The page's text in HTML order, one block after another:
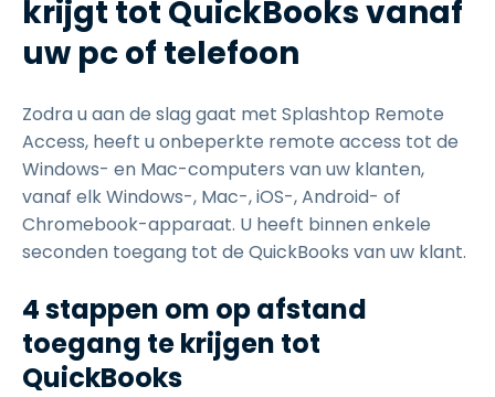
krijgt tot QuickBooks vanaf
uw pc of telefoon
Zodra u aan de slag gaat met Splashtop Remote
Access, heeft u onbeperkte remote access tot de
Windows- en Mac-computers van uw klanten,
vanaf elk Windows-, Mac-, iOS-, Android- of
Chromebook-apparaat. U heeft binnen enkele
seconden toegang tot de QuickBooks van uw klant.
4 stappen om op afstand
toegang te krijgen tot
QuickBooks